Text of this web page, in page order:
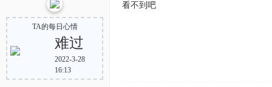
TA的每日心情
难过
2022-3-28
16:13
看不到吧